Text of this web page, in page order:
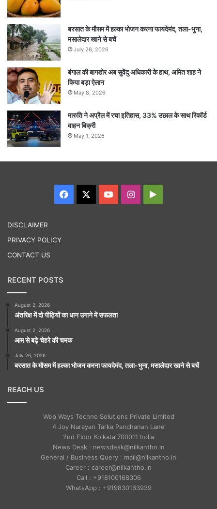
बरसात के मौसम में हल्का भोजन करना फायदेमंद, तला-भुना,
मसालेदार खाने से बचें
July 26, 2026
बंगाल की बागडोर अब सुवेंदु अधिकारी के हाथ, अमित शाह ने
किया बड़ा ऐलान
May 8, 2026
मारुति ने अप्रैल में रचा इतिहास, 33% उछाल के साथ रिकॉर्ड
वाहन बिक्री
May 1, 2026
Facebook YouTubeInstagram
DISCLAIMER
PRIVACY POLICY
CONTACT US
RECENT POSTS
August 2, 2026
अंतरिक्ष में दो पीढ़ियों का धान उगाने में सफलता
August 2, 2026
आम से बढ़े चेहरे की चमक
July 26, 2026
बरसात के मौसम में हल्का भोजन करना फायदेमंद, तला-भुना, मसालेदार खाने से बचें
REACH US
Web Ways Techno Solutions Private Limited
4 Joy Narayan Tarka Panchanan Lane
2nd Floor Kolkata 700011 India
News Desk : newsdesk@nilkantho.in
General / Business Query : mail@nilkantho.in
Career : career@nilkantho.in
Call : +918100168306
WhatsApp : +919830163939